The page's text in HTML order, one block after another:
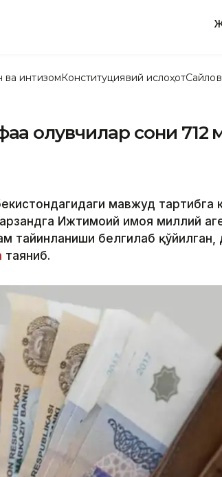
ва интизомКонституциявий ислоҳот
олувчилар сони 712
мавжуд тартибга
Ижтимоий ҳимоя миллий
тайинланиши белгилаб
таяниб.